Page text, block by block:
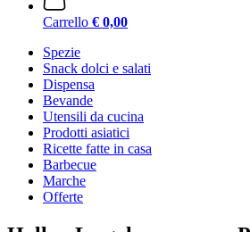
Carrello € 0,00
Spezie
Snack dolci e salati
Dispensa
Bevande
Utensili da cucina
Prodotti asiatici
Ricette fatte in casa
Barbecue
Marche
Offerte